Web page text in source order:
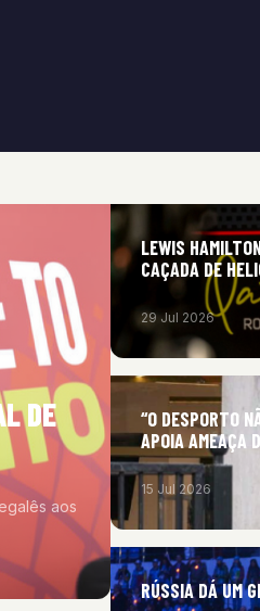
DE
aos
LEWIS
CAÇADA DE
29 Jul 2026
“O DESPORTO
APOIA AMEAÇA
15 Jul 2026
RÚSSIA DÁ UM